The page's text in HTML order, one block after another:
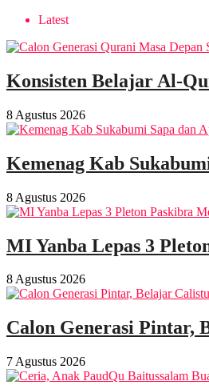
Latest
Konsisten Belajar Al-
8 Agustus 2026
Kemenag Kab
8 Agustus 2026
MI Yanba Lepas 3
8 Agustus 2026
Calon Generasi Pintar,
7 Agustus 2026